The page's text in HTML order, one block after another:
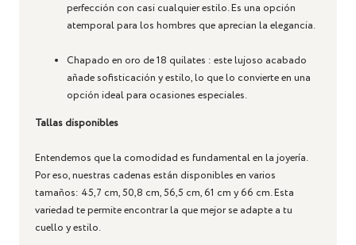
perfección con casi cualquier estilo. Es una opción
atemporal para los hombres que aprecian la elegancia.
Chapado en oro de 18 quilates : este lujoso acabado
añade sofisticación y estilo, lo que lo convierte en una
opción ideal para ocasiones especiales.
Tallas disponibles
Entendemos que la comodidad es fundamental en la joyería.
Por eso, nuestras cadenas están disponibles en varios
tamaños: 45,7 cm, 50,8 cm, 56,5 cm, 61 cm y 66 cm. Esta
variedad te permite encontrar la que mejor se adapte a tu
cuello y estilo.